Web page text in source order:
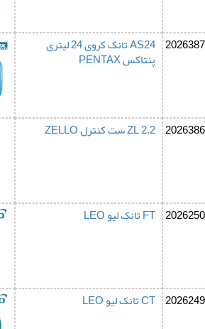
2026387 AS24 تانک کروی 24 لیتری
پنتاکس PENTAX
2026386 ZL 2.2 ست کنترل ZELLO
2026250 FT تانک لیو LEO
2026249 CT تانک لیو LEO